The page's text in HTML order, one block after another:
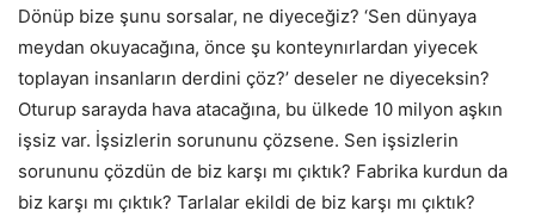
Dönüp bize şunu sorsalar, ne diyeceğiz? ‘Sen dünyaya
meydan okuyacağına, önce şu konteynırlardan yiyecek
toplayan insanların derdini çöz?’ deseler ne diyeceksin?
Oturup sarayda hava atacağına, bu ülkede 10 milyon aşkın
işsiz var. İşsizlerin sorununu çözsene. Sen işsizlerin
sorununu çözdün de biz karşı mı çıktık? Fabrika kurdun da
biz karşı mı çıktık? Tarlalar ekildi de biz karşı mı çıktık?